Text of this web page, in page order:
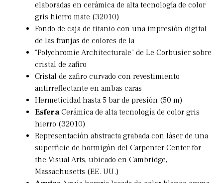
elaboradas en cerámica de alta tecnología de color
gris hierro mate (32010)
Fondo de caja de titanio con una impresión digital
de las franjas de colores de la
“Polychromie Architecturale” de Le Corbusier sobre
cristal de zafiro
Cristal de zafiro curvado con revestimiento
antirreflectante en ambas caras
Hermeticidad hasta 5 bar de presión (50 m)
EsferaCerámica de alta tecnología de color gris
hierro (32010)
Representación abstracta grabada con láser de una
superficie de hormigón del Carpenter Center for
the Visual Arts, ubicado en Cambridge,
Massachusetts (EE. UU.)